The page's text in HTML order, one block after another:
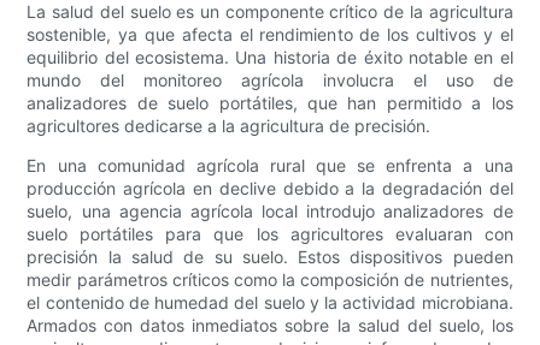
La salud del suelo es un componente crítico de la agricultura
sostenible, ya que afecta el rendimiento de los cultivos y el
equilibrio del ecosistema. Una historia de éxito notable en el
mundo del monitoreo agrícola involucra el uso de
analizadores de suelo portátiles, que han permitido a los
agricultores dedicarse a la agricultura de precisión.
En una comunidad agrícola rural que se enfrenta a una
producción agrícola en declive debido a la degradación del
suelo, una agencia agrícola local introdujo analizadores de
suelo portátiles para que los agricultores evaluaran con
precisión la salud de su suelo. Estos dispositivos pueden
medir parámetros críticos como la composición de nutrientes,
el contenido de humedad del suelo y la actividad microbiana.
Armados con datos inmediatos sobre la salud del suelo, los